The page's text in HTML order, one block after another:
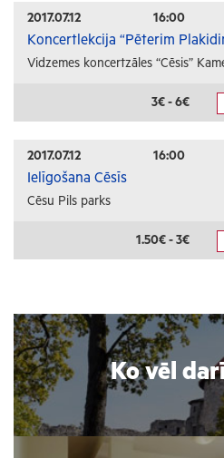
2017.07.12 16:00
Koncertlekcija “Pēterim
Vidzemes koncertzāles “Cēsis”
3€ - 6€
2017.07.12 16:00
Ielīgošana Cēsīs
Cēsu Pils parks
1.50€ - 3€
Ko vēl